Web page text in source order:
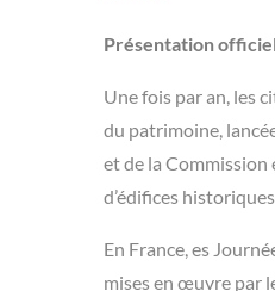
Présentation
Une fois par an, les
du patrimoine,
et de la
d’édifices historiques
En France, es
mises en œuvre par